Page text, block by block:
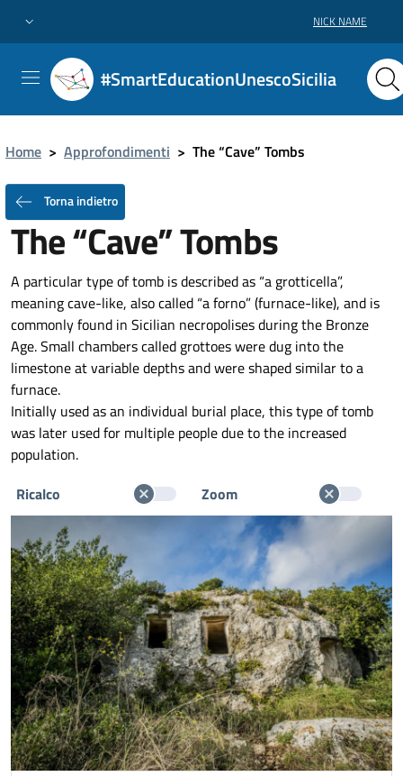
NICK NAME
#SmartEducationUnescoSicilia
Home > Approfondimenti > The “Cave” Tombs
Torna indietro
The “Cave” Tombs
A particular type of tomb is described as “a grotticella”,
meaning cave-like, also called “a forno” (furnace-like), and is
commonly found in Sicilian necropolises during the Bronze
Age. Small chambers called grottoes were dug into the
limestone at variable depths and were shaped similar to a
furnace.
Initially used as an individual burial place, this type of tomb
was later used for multiple people due to the increased
population.
Ricalco
Zoom